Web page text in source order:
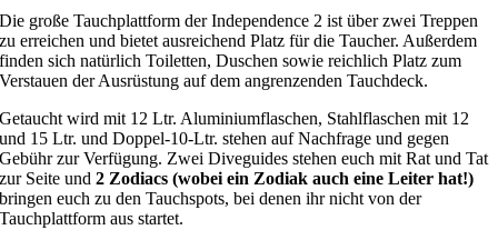
Die große Tauchplattform der Independence 2 ist über zwei Treppen
zu erreichen und bietet ausreichend Platz für die Taucher. Außerdem
finden sich natürlich Toiletten, Duschen sowie reichlich Platz zum
Verstauen der Ausrüstung auf dem angrenzenden Tauchdeck.
Getaucht wird mit 12 Ltr. Aluminiumflaschen, Stahlflaschen mit 12
und 15 Ltr. und Doppel-10-Ltr. stehen auf Nachfrage und gegen
Gebühr zur Verfügung. Zwei Diveguides stehen euch mit Rat und Tat
zur Seite und2 Zodiacs (wobei ein Zodiak auch eine Leiter hat!)
bringen euch zu den Tauchspots, bei denen ihr nicht von der
Tauchplattform aus startet.